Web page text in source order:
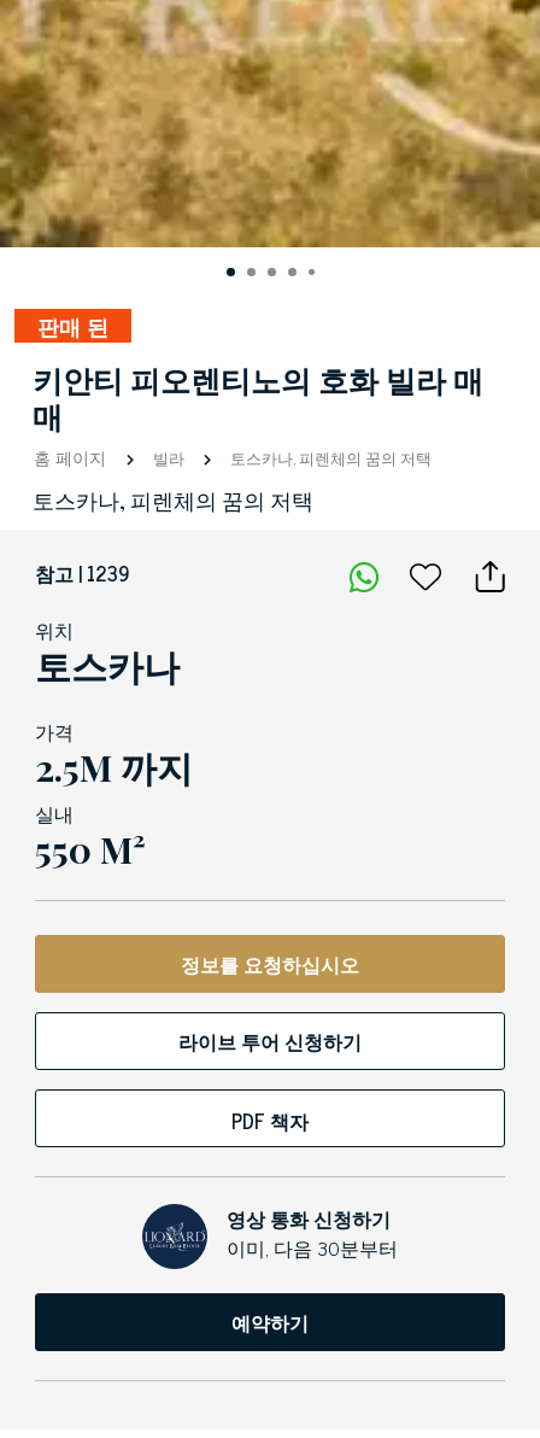
판매 된
키안티 피오렌티노의 호화 빌라 매
매
홈 페이지 빌라 토스카나, 피렌체의 꿈의 저택
토스카나, 피렌체의 꿈의 저택
참고 | 1239
위치
토스카나
가격
2.5M 까지
실내
550 M²
정보를 요청하십시오
라이브 투어 신청하기
PDF 책자
영상 통화 신청하기
이미, 다음 30분부터
예약하기